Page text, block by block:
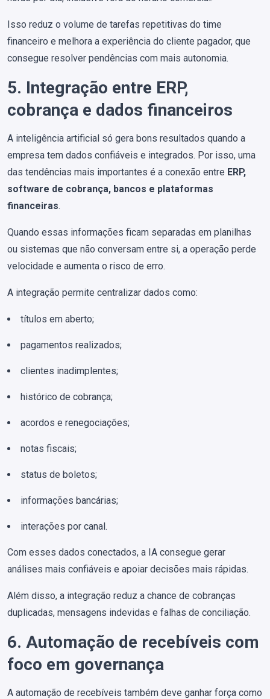
Isso reduz o volume de tarefas repetitivas do time
financeiro e melhora a experiência do cliente pagador, que
consegue resolver pendências com mais autonomia.
5. Integração entre ERP,
cobrança e dados financeiros
A inteligência artificial só gera bons resultados quando a
empresa tem dados confiáveis e integrados. Por isso, uma
das tendências mais importantes é a conexão entre ERP,
software de cobrança, bancos e plataformas
financeiras.
Quando essas informações ficam separadas em planilhas
ou sistemas que não conversam entre si, a operação perde
velocidade e aumenta o risco de erro.
A integração permite centralizar dados como:
títulos em aberto;
pagamentos realizados;
clientes inadimplentes;
histórico de cobrança;
acordos e renegociações;
notas fiscais;
status de boletos;
informações bancárias;
interações por canal.
Com esses dados conectados, a IA consegue gerar
análises mais confiáveis e apoiar decisões mais rápidas.
Além disso, a integração reduz a chance de cobranças
duplicadas, mensagens indevidas e falhas de conciliação.
6. Automação de recebíveis com
foco em governança
A automação de recebíveis também deve ganhar força como